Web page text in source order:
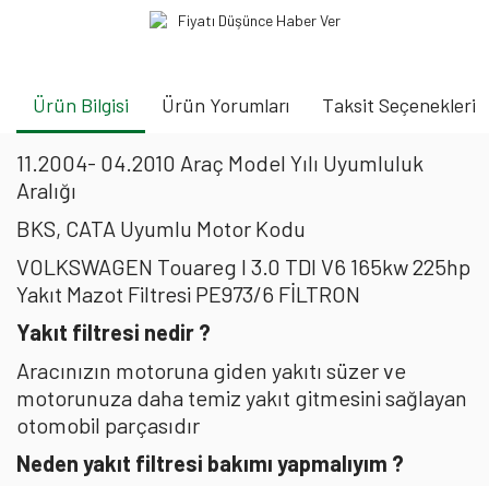
Fiyatı Düşünce Haber Ver
Ürün Bilgisi Ürün Yorumları Taksit Seçenekleri
11.2004- 04.2010 Araç Model Yılı Uyumluluk
Aralığı
BKS, CATA Uyumlu Motor Kodu
VOLKSWAGEN Touareg I 3.0 TDI V6 165kw 225hp
Yakıt Mazot Filtresi PE973/6 FİLTRON
Yakıt filtresi nedir ?
Aracınızın motoruna giden yakıtı süzer ve
motorunuza daha temiz yakıt gitmesini sağlayan
otomobil parçasıdır
Neden yakıt filtresi bakımı yapmalıyım ?